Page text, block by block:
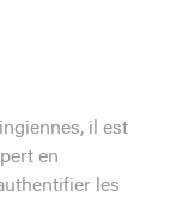
il est
en
les